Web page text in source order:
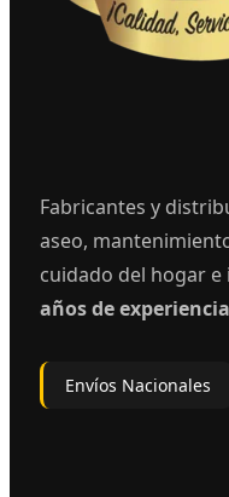
Fabricantes y
aseo,
cuidado del hogar
años de
Envíos Nacionales